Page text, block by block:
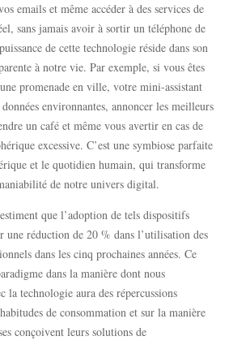
emails et même accéder à des services de
sans jamais avoir à sortir un téléphone de
de cette technologie réside dans son
à notre vie. Par exemple, si vous êtes
promenade en ville, votre mini-assistant
environnantes, annoncer les meilleurs
un café et même vous avertir en cas de
excessive. C’est une symbiose parfaite
et le quotidien humain, qui transforme
de notre univers digital.
que l’adoption de tels dispositifs
une réduction de 20 % dans l’utilisation des
dans les cinq prochaines années. Ce
dans la manière dont nous
la technologie aura des répercussions
de consommation et sur la manière
conçoivent leurs solutions de